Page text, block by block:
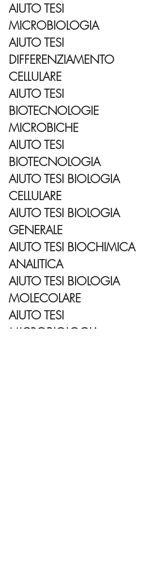
AIUTO TESI
MICROBIOLOGIA
AIUTO TESI
DIFFERENZIAMENTO
CELLULARE
AIUTO TESI
BIOTECNOLOGIE
MICROBICHE
AIUTO TESI
BIOTECNOLOGIA
AIUTO TESI BIOLOGIA
CELLULARE
AIUTO TESI BIOLOGIA
GENERALE
AIUTO TESI BIOCHIMICA
ANALITICA
AIUTO TESI BIOLOGIA
MOLECOLARE
AIUTO TESI
MICROBIOLOGIA